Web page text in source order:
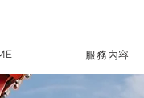
服務內容